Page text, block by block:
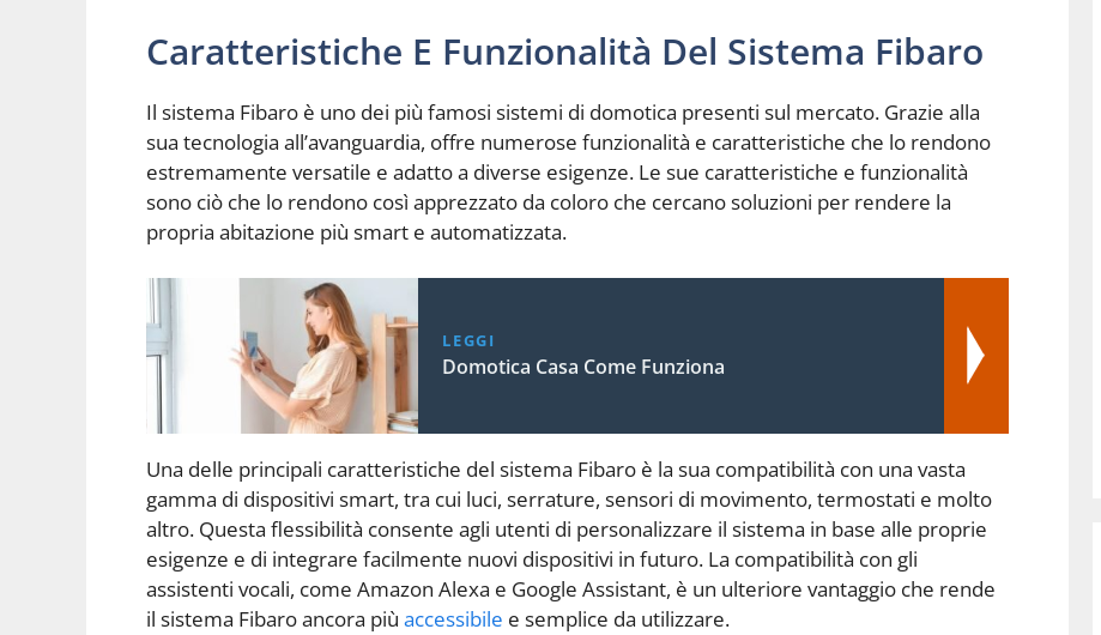
Caratteristiche E Funzionalità Del Sistema Fibaro
Il sistema Fibaro è uno dei più famosi sistemi di domotica presenti sul mercato. Grazie alla
sua tecnologia all’avanguardia, offre numerose funzionalità e caratteristiche che lo rendono
estremamente versatile e adatto a diverse esigenze. Le sue caratteristiche e funzionalità
sono ciò che lo rendono così apprezzato da coloro che cercano soluzioni per rendere la
propria abitazione più smart e automatizzata.
LEGGI
Domotica Casa Come Funziona
Una delle principali caratteristiche del sistema Fibaro è la sua compatibilità con una vasta
gamma di dispositivi smart, tra cui luci, serrature, sensori di movimento, termostati e molto
altro. Questa flessibilità consente agli utenti di personalizzare il sistema in base alle proprie
esigenze e di integrare facilmente nuovi dispositivi in futuro. La compatibilità con gli
assistenti vocali, come Amazon Alexa e Google Assistant, è un ulteriore vantaggio che rende
il sistema Fibaro ancora più accessibile e semplice da utilizzare.